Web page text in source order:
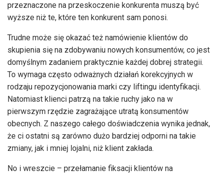
przeznaczone na przeskoczenie konkurenta muszą być
wyższe niż te, które ten konkurent sam ponosi.
Trudne może się okazać też namówienie klientów do
skupienia się na zdobywaniu nowych konsumentów, co jest
domyślnym zadaniem praktycznie każdej dobrej strategii.
To wymaga często odważnych działań korekcyjnych w
rodzaju repozycjonowania marki czy liftingu identyfikacji.
Natomiast klienci patrzą na takie ruchy jako na w
pierwszym rzędzie zagrażające utratą konsumentów
obecnych. Z naszego całego doświadczenia wynika jednak,
że ci ostatni są zarówno dużo bardziej odporni na takie
zmiany, jak i mniej lojalni, niż klient zakłada.
No i wreszcie – przełamanie fiksacji klientów na